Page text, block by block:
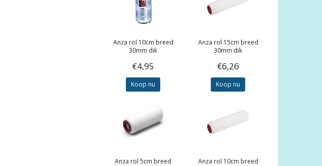
Anza rol 10cm breed
30mm dik
€4,95
Koop nu
Anza rol 15cm breed
30mm dik
€6,26
Koop nu
Anza rol 5cm breed
Anza rol 10cm breed